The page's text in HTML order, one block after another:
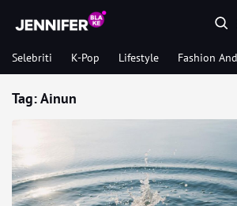
Selebriti K-Pop Lifestyle Fashion
Tag:Ainun